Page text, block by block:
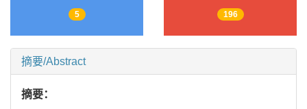
5 196
摘要/Abstract
摘要：